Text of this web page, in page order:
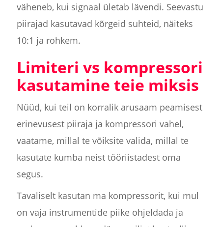
väheneb, kui signaal ületab lävendi. Seevastu
piirajad kasutavad kõrgeid suhteid, näiteks
10:1 ja rohkem.
Limiteri vs kompressori
kasutamine teie miksis
Nüüd, kui teil on korralik arusaam peamisest
erinevusest piiraja ja kompressori vahel,
vaatame, millal te võiksite valida, millal te
kasutate kumba neist tööriistadest oma
segus.
Tavaliselt kasutan ma kompressorit, kui mul
on vaja instrumentide piike ohjeldada ja